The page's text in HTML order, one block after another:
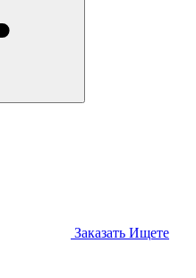
Заказать Ищете